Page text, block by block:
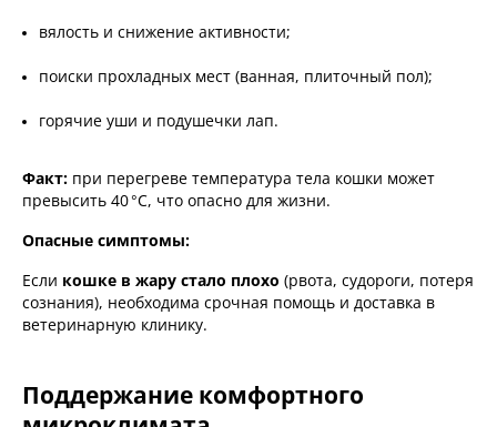
вялость и снижение активности;
поиски прохладных мест (ванная, плиточный пол);
горячие уши и подушечки лап.
Факт: при перегреве температура тела кошки может
превысить 40 °C, что опасно для жизни.
Опасные симптомы:
Если кошке в жару стало плохо (рвота, судороги, потеря
сознания), необходима срочная помощь и доставка в
ветеринарную клинику.
Поддержание комфортного